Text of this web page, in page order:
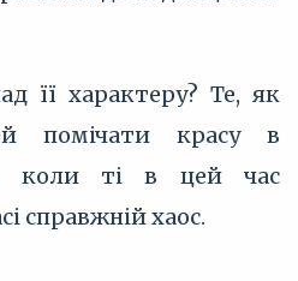
її характеру? Те, як
помічати красу в
коли ті в цей час
справжній хаос.